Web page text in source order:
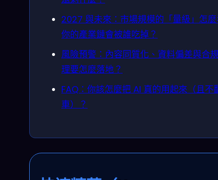
2027 與未來：市場規模的「量級」怎
你的產業鏈會被誰吃掉？
風險預警：內容同質化、資料偏差與合
理要怎麼落地？
FAQ：你該怎麼把 AI 真的用起來（且不
車）？